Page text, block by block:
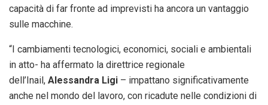
capacità di far fronte ad imprevisti ha ancora un vantaggio
sulle macchine.
“I cambiamenti tecnologici, economici, sociali e ambientali
in atto- ha affermato la direttrice regionale
dell’Inail, Alessandra Ligi – impattano significativamente
anche nel mondo del lavoro, con ricadute nelle condizioni di